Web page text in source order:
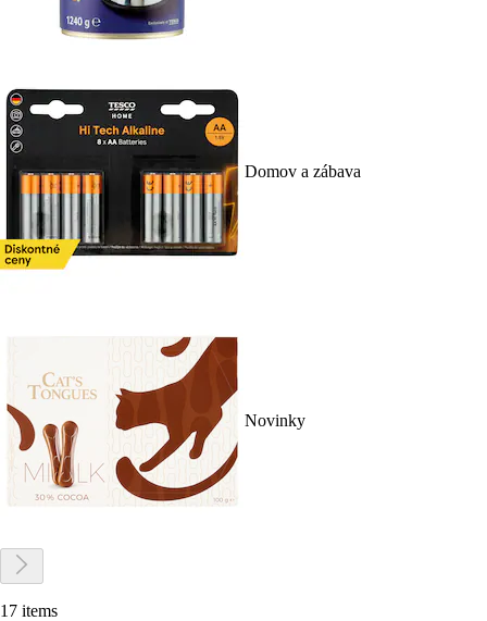
Domov a zábava
Novinky
17 items